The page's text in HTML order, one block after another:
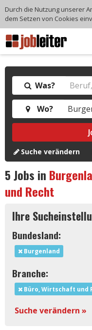
Was?
Wo?
Suche verändern
5Jobs in
und Recht
Ihre
Bundesland:
Burgenland
Branche:
Büro, Wirtschaft und
Suche verändern »
Durch die Nutzung unserer
dem Setzen von Cookies